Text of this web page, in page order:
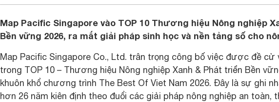
Map Pacific Singapore vào TOP 10 Thương hiệu Nông nghiệp
Bền vững 2026, ra mắt giải pháp sinh học và nền tảng số cho
Map Pacific Singapore Co., Ltd. trân trọng công bố việc được đề cử
trong TOP 10 – Thương hiệu Nông nghiệp Xanh & Phát triển Bền
khuôn khổ chương trình The Best Of Viet Nam 2026. Đây là sự ghi
hơn 26 năm kiên định theo đuổi các giải pháp nông nghiệp an toàn,